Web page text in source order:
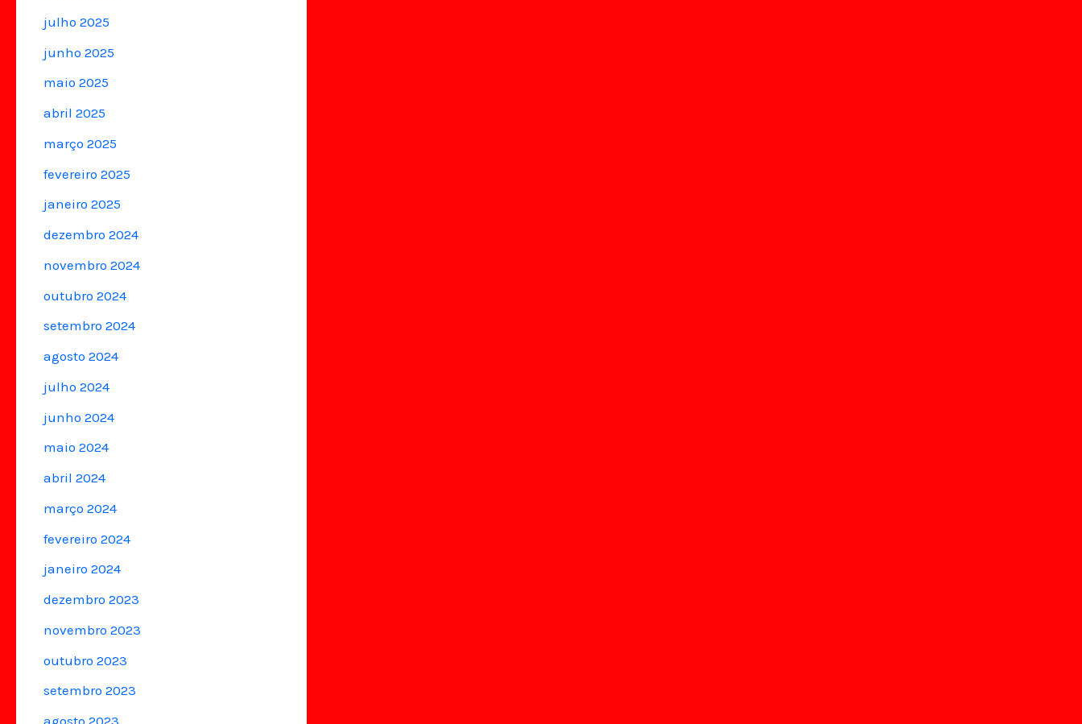
julho 2025
junho 2025
maio 2025
abril 2025
março 2025
fevereiro 2025
janeiro 2025
dezembro 2024
novembro 2024
outubro 2024
setembro 2024
agosto 2024
julho 2024
junho 2024
maio 2024
abril 2024
março 2024
fevereiro 2024
janeiro 2024
dezembro 2023
novembro 2023
outubro 2023
setembro 2023
agosto 2023